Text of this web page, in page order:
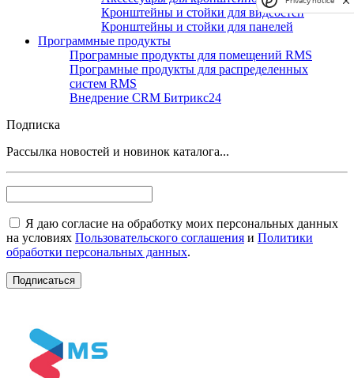
Кронштейны и стойки для видеостен
Кронштейны и стойки для панелей
Программные продукты
Програмные продукты для помещений RMS
Програмные продукты для распределенных
систем RMS
Внедрение CRM Битрикс24
Подписка
Рассылка новостей и новинок каталога...
Я даю согласие на обработку моих персональных данных
на условиях Пользовательского соглашения и Политики
обработки персональных данных.